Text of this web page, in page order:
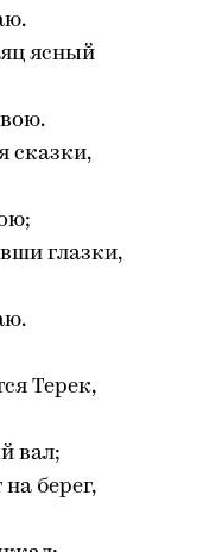
ясный
сказки,
глазки,
Терек,
вал;
берег,